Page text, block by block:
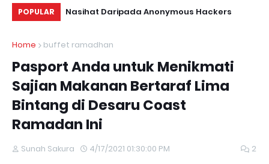
POPULAR
Suku Suku Nasihat Daripada Anonymous Hackers
Home
buffet ramadhan
Pasport Anda untuk Menikmati
Sajian Makanan Bertaraf Lima
Bintang di Desaru Coast
Ramadan Ini
Sunah Sakura 4/17/2021 01:30:00 PM 2